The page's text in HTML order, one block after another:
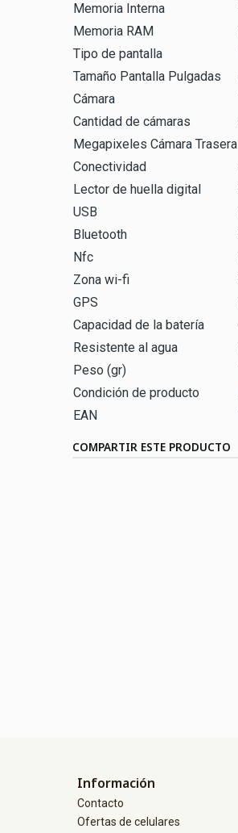
Memoria Interna
Memoria RAM
Tipo de pantalla
Tamaño Pantalla Pulgadas
Cámara
Cantidad de cámaras
Megapixeles Cámara Trasera
Conectividad
Lector de huella digital
USB
Bluetooth
Nfc
Zona wi-fi
GPS
Capacidad de la batería
Resistente al agua
Peso (gr)
Condición de producto
EAN
COMPARTIR ESTE PRODUCTO
Información
Contacto
Ofertas de celulares